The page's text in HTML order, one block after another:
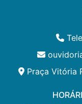
Praça Vitória